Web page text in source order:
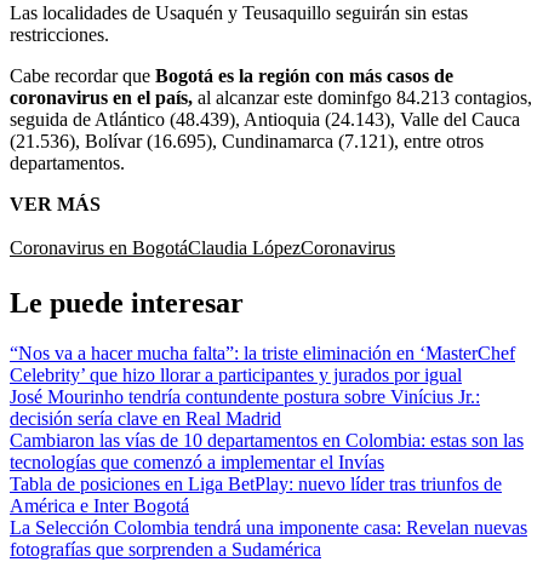
Las localidades de Usaquén y Teusaquillo seguirán sin estas
restricciones.
Cabe recordar que Bogotá es la región con más casos de
coronavirus en el país, al alcanzar este dominfgo 84.213 contagios,
seguida de Atlántico (48.439), Antioquia (24.143), Valle del Cauca
(21.536), Bolívar (16.695), Cundinamarca (7.121), entre otros
departamentos.
VER MÁS
Coronavirus en BogotáClaudia LópezCoronavirus
Le puede interesar
“Nos va a hacer mucha falta”: la triste eliminación en ‘MasterChef
Celebrity’ que hizo llorar a participantes y jurados por igual
José Mourinho tendría contundente postura sobre Vinícius Jr.:
decisión sería clave en Real Madrid
Cambiaron las vías de 10 departamentos en Colombia: estas son las
tecnologías que comenzó a implementar el Invías
Tabla de posiciones en Liga BetPlay: nuevo líder tras triunfos de
América e Inter Bogotá
La Selección Colombia tendrá una imponente casa: Revelan nuevas
fotografías que sorprenden a Sudamérica